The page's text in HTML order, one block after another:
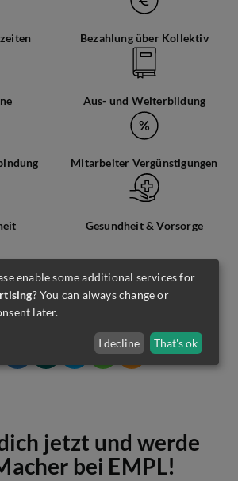
Bezahlung über Kollektiv
Aus- und Weiterbildung
Mitarbeiter Vergünstigungen
Gesundheit & Vorsorge
Job teilen
jetzt und werde
bei EMPL!
enable some additional services for
? You can always change or
later.
I decline That's ok